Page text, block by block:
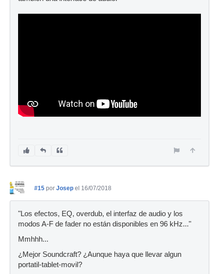
#15 por Josep el 16/07/2018
"Los efectos, EQ, overdub, el interfaz de audio y los
modos A-F de fader no están disponibles en 96 kHz..."
Mmhhh...
¿Mejor Soundcraft? ¿Aunque haya que llevar algun
portatil-tablet-movil?